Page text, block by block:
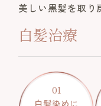
美しい黒髪を取り
白髪治療
01